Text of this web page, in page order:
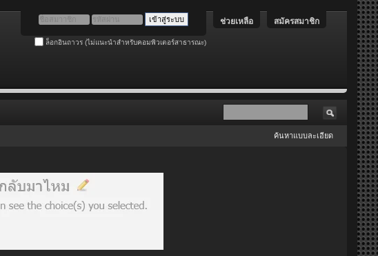
สมัครสมาชิก
ช่วยเหลือ
ล็อกอินถาวร (ไม่แนะนำสำหรับคอมพิวเตอร์สาธารณะ)
ค้นหาแบบละเอียด